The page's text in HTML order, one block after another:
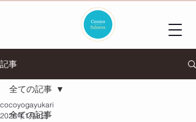
記事
全ての記事
全ての記事
cocoyogayukari
2025年1月8日